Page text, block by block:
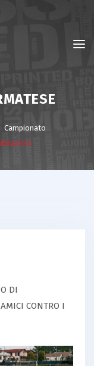
Campionato
DI
CONTRO I